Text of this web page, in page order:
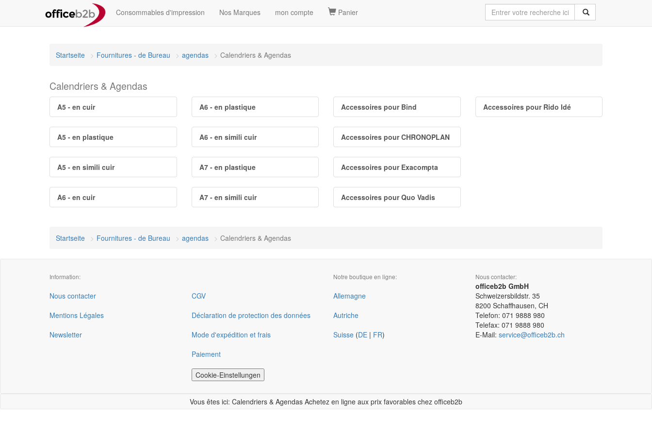
Consommables d'impression Nos Marques mon compte Panier
Startseite Fournitures - de Bureau agendas Calendriers & Agendas
Calendriers & Agendas
A5 - en cuir
A5 - en plastique
A5 - en simili cuir
A6 - en cuir
A6 - en plastique
A6 - en simili cuir
A7 - en plastique
A7 - en simili cuir
Accessoires pour Bind
Accessoires pour CHRONOPLAN
Accessoires pour Exacompta
Accessoires pour Quo Vadis
Accessoires pour Rido Idé
Startseite Fournitures - de Bureau agendas Calendriers & Agendas
Information:
Nous contacter
Mentions Légales
Newsletter
CGV
Déclaration de protection des données
Mode d'expédition et frais
Paiement
Cookie-Einstellungen
Notre boutique en ligne:
Allemagne
Autriche
Suisse (DE | FR)
Nous contacter:
officeb2b GmbH
Schweizersbildstr. 35
8200 Schaffhausen, CH
Telefon: 071 9888 980
Telefax: 071 9888 980
E-Mail: service@officeb2b.ch
Vous êtes ici: Calendriers & Agendas Achetez en ligne aux prix favorables chez officeb2b